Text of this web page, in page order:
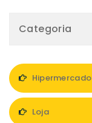
Categoria
Hipermercado
Loja